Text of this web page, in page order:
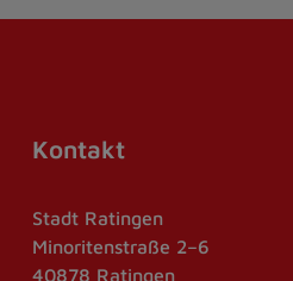
Kontakt
Stadt Ratingen
Minoritenstraße 2–6
40878 Ratingen